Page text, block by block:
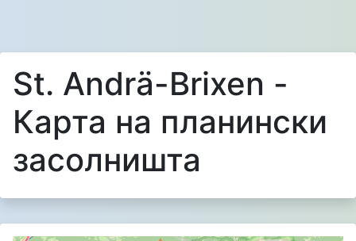
St. Andrä-Brixen -
Карта на планински
засолништа